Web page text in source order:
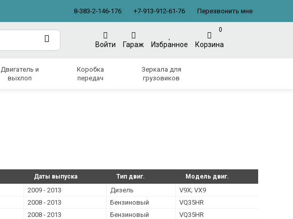
8-383-2-146-176 +7-913-912-61-76 Перезвонить мне
Войти Гараж Избранное
0
Корзина
Двигатель и
выхлоп
Коробка
передач
Зеркала для
грузовиков
Даты выпуска Тип двиг. Модель двиг.
2009 - 2013 Дизель
V9X; VX9
2008 - 2013 Бензиновый
VQ35HR
2008 - 2013 Бензиновый
VQ35HR